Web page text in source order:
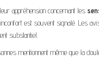
appréhension concernant les
est souvent signalé. Les
substantiel.
mentionnent même que la